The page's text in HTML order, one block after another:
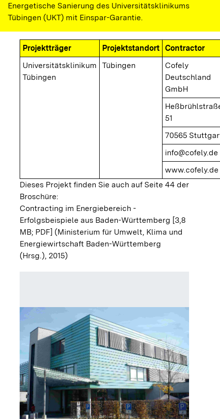
Energetische Sanierung des Universitätsklinikums
Tübingen (UKT) mit Einspar-Garantie.
Projektträger Projektstandort Contractor
Universitätsklinikum
Tübingen
Tübingen
Cofely
Deutschland
GmbH
51
70565
info@cofely.de
www.cofely.de
Dieses Projekt finden Sie auch auf Seite 44 der
Broschüre:
Contracting im Energiebereich -
Erfolgsbeispiele aus Baden-Württemberg [3,8
MB; PDF] (Ministerium für Umwelt, Klima und
Energiewirtschaft Baden-Württemberg
(Hrsg.), 2015)